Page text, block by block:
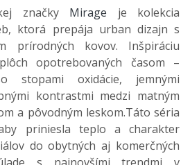
značky Mirage je kolekcia
ktorá prepája urban dizajn s
prírodných kovov. Inšpiráciu
opotrebovaných časom –
oxidácie, jemnými
kontrastmi medzi matným
a pôvodným leskom.Táto séria
priniesla teplo a charakter
do obytných aj komerčných